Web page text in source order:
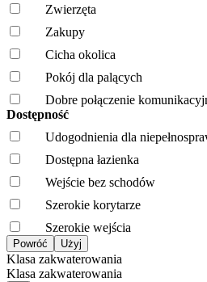
Zwierzęta
Zakupy
Cicha okolica
Pokój dla palących
Dobre połączenie
Dostępność
Udogodnienia dla
Dostępna łazienka
Wejście bez schodów
Szerokie korytarze
Szerokie wejścia
Klasa zakwaterowania
Klasa zakwaterowania